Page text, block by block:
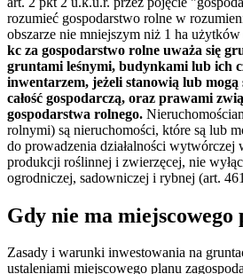
rozumieć gospodarstwo rolne w
obszarze nie mniejszym niż 1 ha
kc za gospodarstwo rolne uważa się
gruntami leśnymi, budynkami lub ich
inwentarzem, jeżeli stanowią lub
całość gospodarczą, oraz prawami
gospodarstwa rolnego.
rolnymi) są nieruchomości, które są lub
do prowadzenia działalności
produkcji roślinnej i zwierzęcej, nie
ogrodniczej, sadowniczej i rybnej (art.
Gdy nie ma miejscowego
Zasady i warunki inwestowania na
ustaleniami miejscowego planu